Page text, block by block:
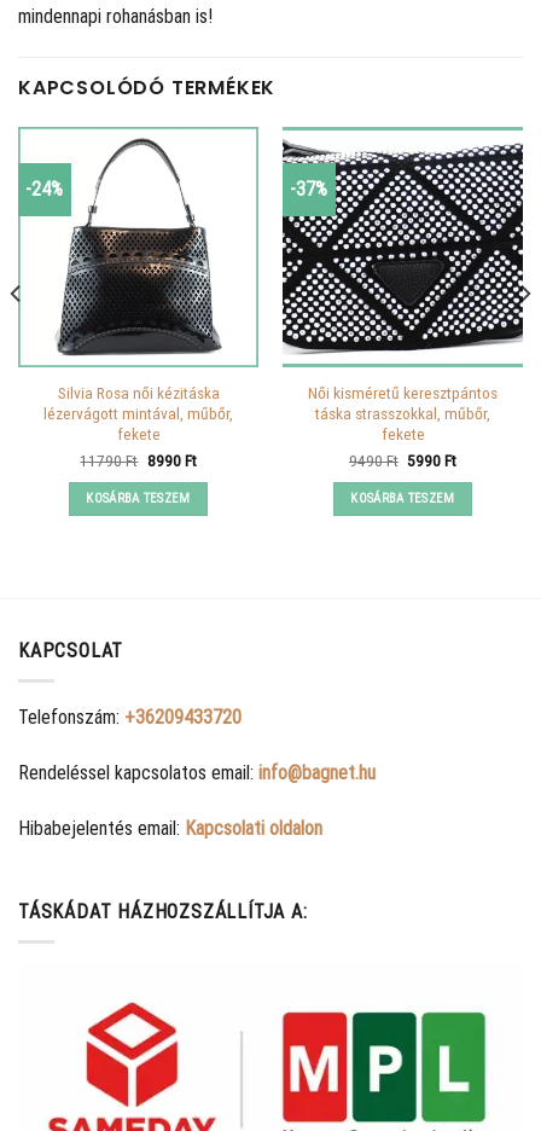
mindennapi rohanásban is!
KAPCSOLÓDÓ TERMÉKEK
-24%
Silvia Rosa női kézitáska
lézervágott mintával, műbőr,
fekete
11790Ft Original
was:
11790 Ft.
8990FtCurrent
KOSÁRBA TESZEM
-37%
Női kisméretű keresztpántos
táska strasszokkal, műbőr,
fekete
9490Ft Original
was:
9490 Ft.
5990FtCurrent
KOSÁRBA TESZEM
KAPCSOLAT
Telefonszám: +36209433720
Rendeléssel kapcsolatos email: info@bagnet.hu
Hibabejelentés email: Kapcsolati oldalon
TÁSKÁDAT HÁZHOZSZÁLLÍTJA A: